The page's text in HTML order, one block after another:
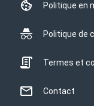
Politique en
Politique de
Termes et
Contact